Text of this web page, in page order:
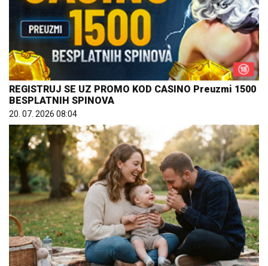
REGISTRUJ SE UZ PROMO KOD CASINO Preuzmi 1500
BESPLATNIH SPINOVA
20. 07. 2026 08:04